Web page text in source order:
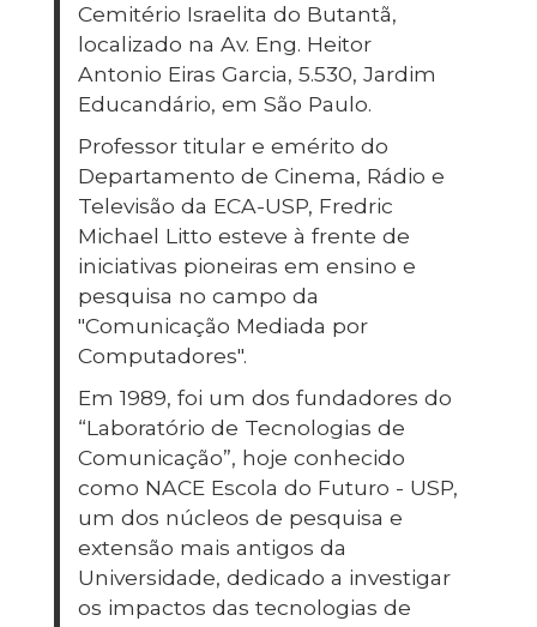
Cemitério Israelita do Butantã,
localizado na Av. Eng. Heitor
Antonio Eiras Garcia, 5.530, Jardim
Educandário, em São Paulo.
Professor titular e emérito do
Departamento de Cinema, Rádio e
Televisão da ECA-USP, Fredric
Michael Litto esteve à frente de
iniciativas pioneiras em ensino e
pesquisa no campo da
"Comunicação Mediada por
Computadores".
Em 1989, foi um dos fundadores do
“Laboratório de Tecnologias de
Comunicação”, hoje conhecido
como NACE Escola do Futuro - USP,
um dos núcleos de pesquisa e
extensão mais antigos da
Universidade, dedicado a investigar
os impactos das tecnologias de